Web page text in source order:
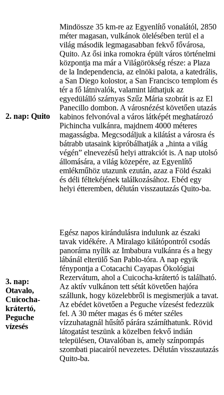
2. nap: Quito
Mindössze 35 km-re az Egyenlítő vonalától, 2850
méter magasan, vulkánok ölelésében terül el a
világ második legmagasabban fekvő fővárosa,
Quito. Az ősi inka romokra épült város történelmi
központja ma már a Világörökség része: a Plaza
de la Independencia, az elnöki palota, a katedrális,
a San Diego kolostor, a San Francisco templom és
tér a fő látnivalók, valamint láthatjuk az
egyedülálló szárnyas Szűz Mária szobrát is az El
Panecillo dombon. A városnézést követően utazás
kabinos felvonóval a város látképét meghatározó
Pichincha vulkánra, majdnem 4000 méteres
magasságba. Megcsodáljuk a kilátást a városra és
bátrabb utasaink kipróbálhatják a „hinta a világ
végén” elnevezésű helyi attrakciót is. A nap utolsó
állomására, a világ közepére, az Egyenlítő
emlékműhöz utazunk ezután, azaz a Föld északi
és déli féltekéjének találkozásához. Ebéd egy
helyi étteremben, délután visszautazás Quito-ba.
3. nap:
Otavalo,
Cuicocha-
krátertó,
Peguche
vízesés
Egész napos kirándulásra indulunk az északi
tavak vidékére. A Miralago kilátópontról csodás
panoráma nyílik az Imbabura vulkánra és a hegy
lábánál elterülő San Pablo-tóra. A nap egyik
fénypontja a Cotacachi Cayapas Ökológiai
Rezervátum, ahol a Cuicocha-krátertó is található.
Az aktív vulkánon tett sétát követően hajóra
szállunk, hogy közelebbről is megismerjük a tavat.
Az ebédet követően a Peguche vízesést fedezzük
fel. A 30 méter magas és 6 méter széles
vízzuhatagnál hűsítő párára számíthatunk. Rövid
látogatást teszünk a közelben fekvő indián
településen, Otavalóban is, amely színpompás
szombati piacairól nevezetes. Délután visszautazás
Quito-ba.